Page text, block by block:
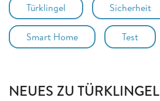
Türklingel Sicherheit
Smart Home Test
NEUES ZU TÜRKLINGEL